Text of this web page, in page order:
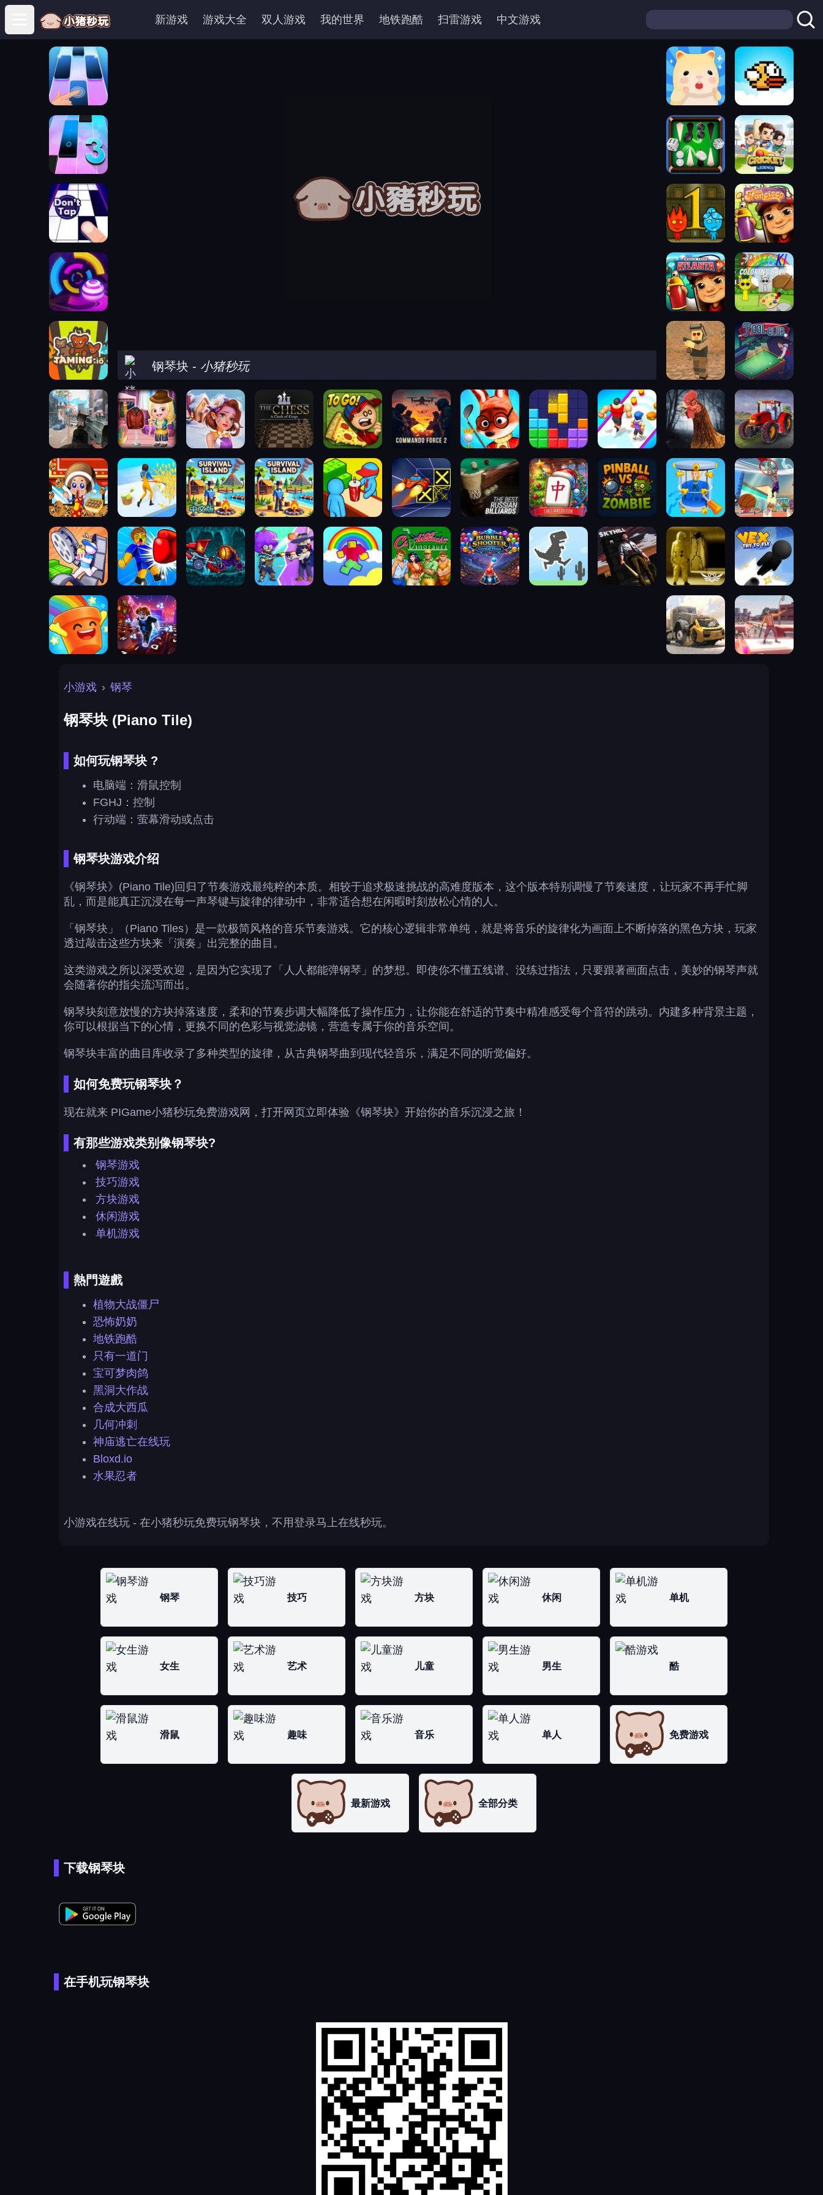
Open main menu
新游戏 游戏大全 双人游戏 我的世界 地铁跑酷 扫雷游戏 中文游戏
钢琴块 - 小猪秒玩
小游戏 › 钢琴
钢琴块 (Piano Tile)
如何玩钢琴块 ?
电脑端：滑鼠控制
FGHJ：控制
行动端：萤幕滑动或点击
钢琴块游戏介绍
《钢琴块》(Piano Tile)回归了节奏游戏最纯粹的本质。相较于追求极速挑战的高难度版本，这个版本特别调慢了节奏速度，让玩家不再手忙脚
乱，而是能真正沉浸在每一声琴键与旋律的律动中，非常适合想在闲暇时刻放松心情的人。
「钢琴块」（Piano Tiles）是一款极简风格的音乐节奏游戏。它的核心逻辑非常单纯，就是将音乐的旋律化为画面上不断掉落的黑色方块，玩家
透过敲击这些方块来「演奏」出完整的曲目。
这类游戏之所以深受欢迎，是因为它实现了「人人都能弹钢琴」的梦想。即使你不懂五线谱、没练过指法，只要跟著画面点击，美妙的钢琴声就
会随著你的指尖流泻而出。
钢琴块刻意放慢的方块掉落速度，柔和的节奏步调大幅降低了操作压力，让你能在舒适的节奏中精准感受每个音符的跳动。内建多种背景主题，
你可以根据当下的心情，更换不同的色彩与视觉滤镜，营造专属于你的音乐空间。
钢琴块丰富的曲目库收录了多种类型的旋律，从古典钢琴曲到现代轻音乐，满足不同的听觉偏好。
如何免费玩钢琴块？
现在就来 PIGame小猪秒玩免费游戏网，打开网页立即体验《钢琴块》开始你的音乐沉浸之旅！
有那些游戏类别像钢琴块?
钢琴游戏
技巧游戏
方块游戏
休闲游戏
单机游戏
熱門遊戲
植物大战僵尸
恐怖奶奶
地铁跑酷
只有一道门
宝可梦肉鸽
黑洞大作战
合成大西瓜
几何冲刺
神庙逃亡在线玩
Bloxd.io
水果忍者
小游戏在线玩 - 在小猪秒玩免费玩钢琴块，不用登录马上在线秒玩。
钢琴 技巧 方块 休闲 单机
女生 艺术 儿童 男生 酷
滑鼠 趣味 音乐 单人 免费游戏
最新游戏 全部分类
下载钢琴块
在手机玩钢琴块